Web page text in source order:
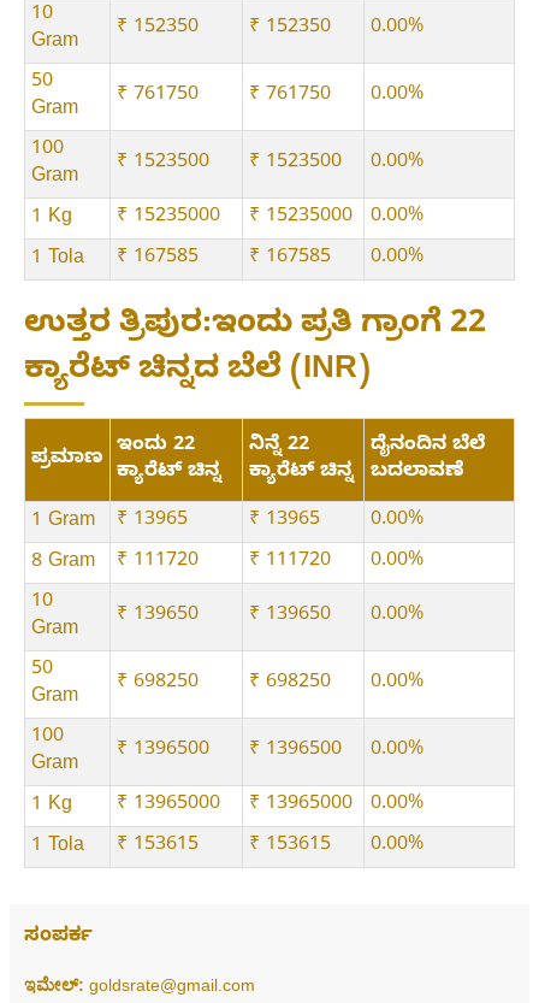
10
Gram
₹ 152350 ₹ 152350 0.00%
50
Gram
₹ 761750 ₹ 761750 0.00%
100
Gram
₹ 1523500 ₹ 1523500 0.00%
1 Kg ₹ 15235000 ₹ 15235000
0.00%
1 Tola
₹ 167585 ₹ 167585 0.00%
ಉತ್ತರ ತ್ರಿಪುರ:ಇಂದು ಪ್ರತಿ ಗ್ರಾಂಗೆ 22
ಕ್ಯಾರೆಟ್ ಚಿನ್ನದ ಬೆಲೆ (INR)
ಪ್ರಮಾಣ ಇಂದು 22
ಕ್ಯಾರೆಟ್ ಚಿನ್ನ
ನಿನ್ನೆ 22
ಕ್ಯಾರೆಟ್ ಚಿನ್ನ
ದೈನಂದಿನ ಬೆಲೆ
ಬದಲಾವಣೆ
1 Gram
₹ 13965 ₹ 13965
0.00%
8 Gram
₹ 111720 ₹ 111720
0.00%
10
Gram
₹ 139650 ₹ 139650 0.00%
50
Gram
₹ 698250 ₹ 698250 0.00%
100
Gram
₹ 1396500 ₹ 1396500 0.00%
1 Kg ₹ 13965000 ₹ 13965000
0.00%
1 Tola
₹ 153615 ₹ 153615 0.00%
ಸಂಪರ್ಕ
ಇಮೇಲ್: goldsrate@gmail.com